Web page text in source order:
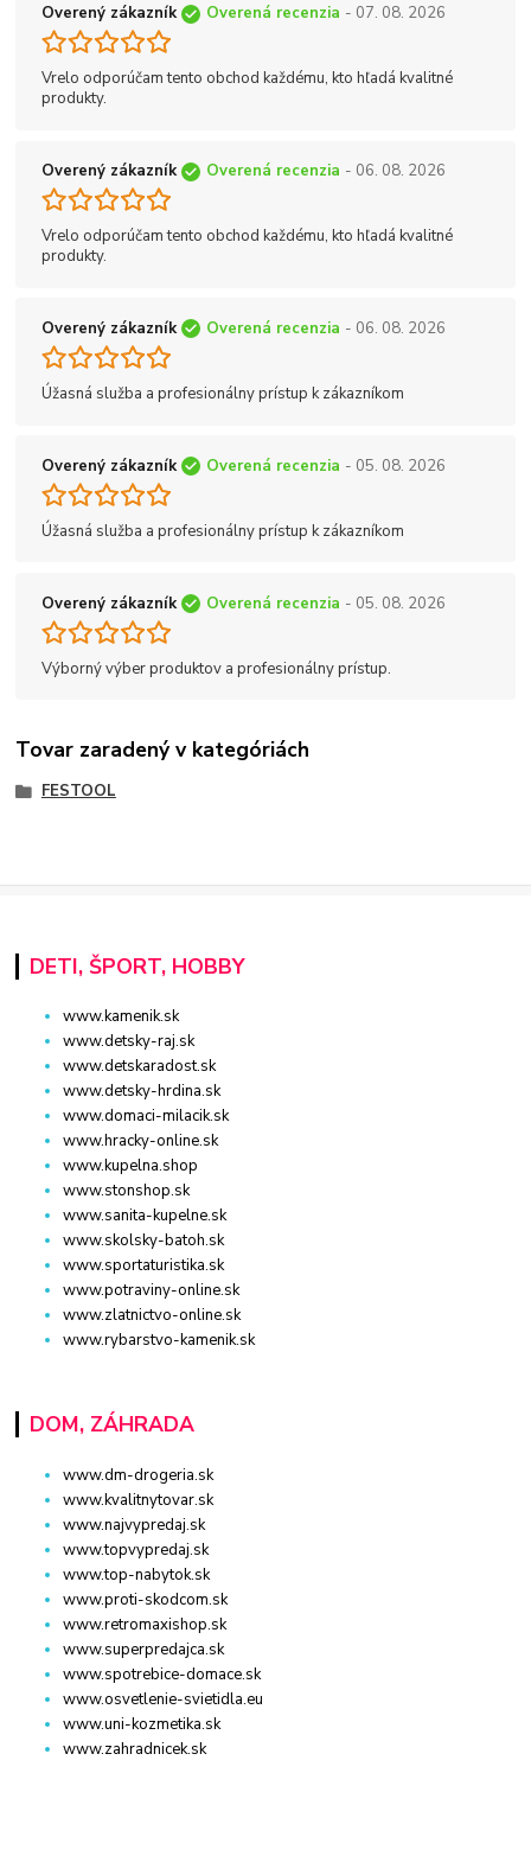
Overený zákazník Overená recenzia - 07. 08. 2026
Vrelo odporúčam tento obchod každému, kto hľadá kvalitné
produkty.
Overený zákazník Overená recenzia - 06. 08. 2026
Vrelo odporúčam tento obchod každému, kto hľadá kvalitné
produkty.
Overený zákazník Overená recenzia - 06. 08. 2026
Úžasná služba a profesionálny prístup k zákazníkom
Overený zákazník Overená recenzia - 05. 08. 2026
Úžasná služba a profesionálny prístup k zákazníkom
Overený zákazník Overená recenzia - 05. 08. 2026
Výborný výber produktov a profesionálny prístup.
Tovar zaradený v kategóriách
FESTOOL
DETI, ŠPORT, HOBBY
www.kamenik.sk
www.detsky-raj.sk
www.detskaradost.sk
www.detsky-hrdina.sk
www.domaci-milacik.sk
www.hracky-online.sk
www.kupelna.shop
www.stonshop.sk
www.sanita-kupelne.sk
www.skolsky-batoh.sk
www.sportaturistika.sk
www.potraviny-online.sk
www.zlatnictvo-online.sk
www.rybarstvo-kamenik.sk
DOM, ZÁHRADA
www.dm-drogeria.sk
www.kvalitnytovar.sk
www.najvypredaj.sk
www.topvypredaj.sk
www.top-nabytok.sk
www.proti-skodcom.sk
www.retromaxishop.sk
www.superpredajca.sk
www.spotrebice-domace.sk
www.osvetlenie-svietidla.eu
www.uni-kozmetika.sk
www.zahradnicek.sk